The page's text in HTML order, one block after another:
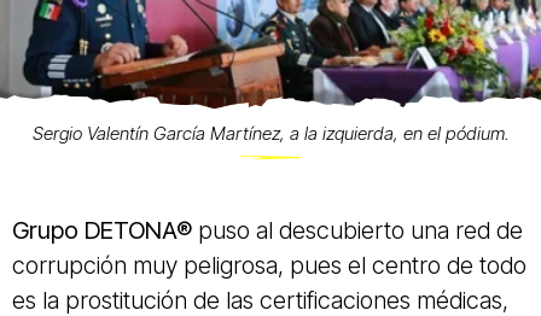
Sergio Valentín García Martínez, a la izquierda, en el pódium.
Grupo DETONA® puso al descubierto una red de
corrupción muy peligrosa, pues el centro de todo
es la prostitución de las certificaciones médicas,